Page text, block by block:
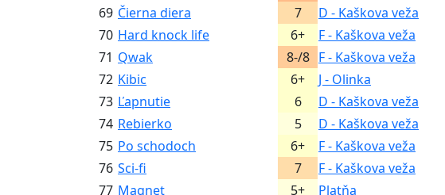
69 Čierna diera 7 D - Kaškova veža
70 Hard knock life 6+ F - Kaškova veža
71 Qwak 8-/8 F - Kaškova veža
72 Kibic 6+ J - Olinka
73 Ľapnutie 6 D - Kaškova veža
74 Rebierko 5 D - Kaškova veža
75 Po schodoch 6+ F - Kaškova veža
76 Sci-fi 7 F - Kaškova veža
77 Magnet 5+ Platňa